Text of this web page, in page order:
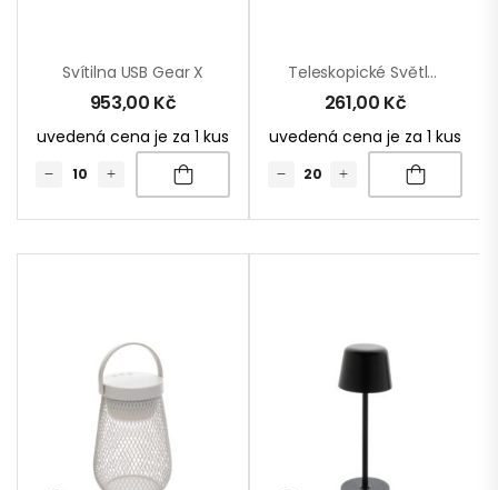
Svítilna USB Gear X
953,00 Kč
uvedená cena je za 1 kus
Teleskopické Světlo S Magnetem
261,00 Kč
uvedená cena je za 1 kus